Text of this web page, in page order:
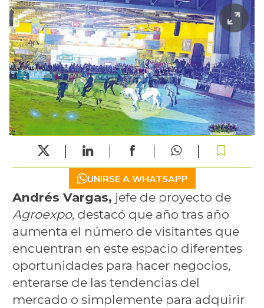
UNIRSE A WHATSAPP
Andrés Vargas, jefe de proyecto de
Agroexpo, destacó que año tras año
aumenta el número de visitantes que
encuentran en este espacio diferentes
oportunidades para hacer negocios,
enterarse de las tendencias del
mercado o simplemente para adquirir